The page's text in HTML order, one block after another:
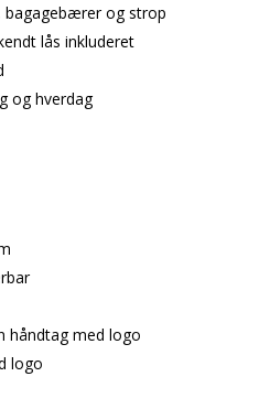
bagagebærer og strop
lås inkluderet
og hverdag
håndtag med logo
logo